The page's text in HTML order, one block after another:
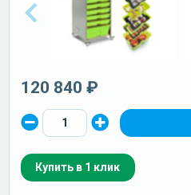
120 840 ₽
Купить в 1 клик